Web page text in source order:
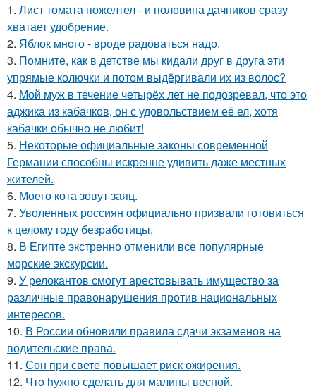
1. Лист томата пожелтел - и половина дачников сразу
хватает удобрение.
2. Яблок много - вроде радоваться надо.
3. Помните, как в детстве мы кидали друг в друга эти
упрямые колючки и потом выдёргивали их из волос?
4. Мой муж в течение четырёх лет не подозревал, что это
аджика из кабачков, он с удовольствием её ел, хотя
кабачки обычно не любит!
5. Некоторые официальные законы современной
Германии способны искренне удивить даже местных
жителей.
6. Моего кота зовут заяц.
7. Уволенных россиян официально призвали готовиться
к целому году безработицы.
8. В Египте экстренно отменили все популярные
морские экскурсии.
9. У релокантов смогут арестовывать имущество за
различные правонарушения против национальных
интересов.
10. В России обновили правила сдачи экзаменов на
водительские права.
11. Сон при свете повышает риск ожирения.
12. Чтo hужно сделать для малины весной.